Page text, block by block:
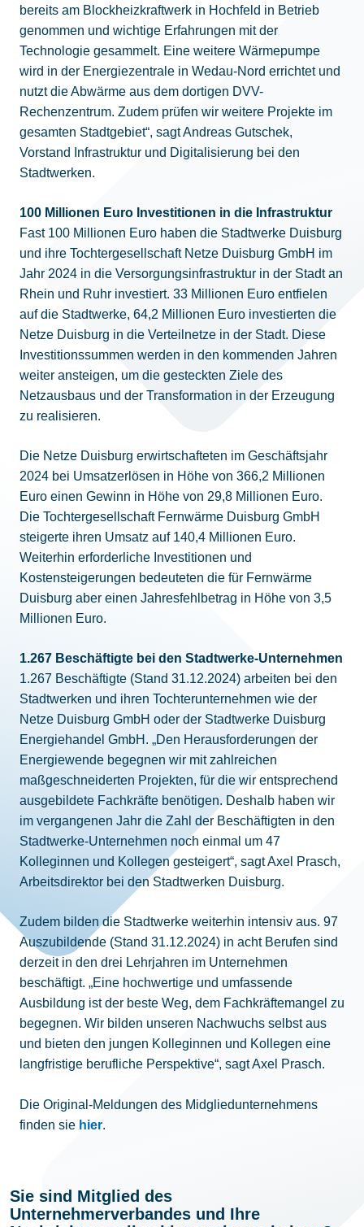
bereits am Blockheizkraftwerk in Hochfeld in Betrieb
genommen und wichtige Erfahrungen mit der
Technologie gesammelt. Eine weitere Wärmepumpe
wird in der Energiezentrale in Wedau-Nord errichtet und
nutzt die Abwärme aus dem dortigen DVV-
Rechenzentrum. Zudem prüfen wir weitere Projekte im
gesamten Stadtgebiet“, sagt Andreas Gutschek,
Vorstand Infrastruktur und Digitalisierung bei den
Stadtwerken.
100 Millionen Euro Investitionen in die Infrastruktur
Fast 100 Millionen Euro haben die Stadtwerke Duisburg
und ihre Tochtergesellschaft Netze Duisburg GmbH im
Jahr 2024 in die Versorgungsinfrastruktur in der Stadt an
Rhein und Ruhr investiert. 33 Millionen Euro entfielen
auf die Stadtwerke, 64,2 Millionen Euro investierten die
Netze Duisburg in die Verteilnetze in der Stadt. Diese
Investitionssummen werden in den kommenden Jahren
weiter ansteigen, um die gesteckten Ziele des
Netzausbaus und der Transformation in der Erzeugung
zu realisieren.
Die Netze Duisburg erwirtschafteten im Geschäftsjahr
2024 bei Umsatzerlösen in Höhe von 366,2 Millionen
Euro einen Gewinn in Höhe von 29,8 Millionen Euro.
Die Tochtergesellschaft Fernwärme Duisburg GmbH
steigerte ihren Umsatz auf 140,4 Millionen Euro.
Weiterhin erforderliche Investitionen und
Kostensteigerungen bedeuteten die für Fernwärme
Duisburg aber einen Jahresfehlbetrag in Höhe von 3,5
Millionen Euro.
1.267 Beschäftigte bei den Stadtwerke-Unternehmen
1.267 Beschäftigte (Stand 31.12.2024) arbeiten bei den
Stadtwerken und ihren Tochterunternehmen wie der
Netze Duisburg GmbH oder der Stadtwerke Duisburg
Energiehandel GmbH. „Den Herausforderungen der
Energiewende begegnen wir mit zahlreichen
maßgeschneiderten Projekten, für die wir entsprechend
ausgebildete Fachkräfte benötigen. Deshalb haben wir
im vergangenen Jahr die Zahl der Beschäftigten in den
Stadtwerke-Unternehmen noch einmal um 47
Kolleginnen und Kollegen gesteigert“, sagt Axel Prasch,
Arbeitsdirektor bei den Stadtwerken Duisburg.
Zudem bilden die Stadtwerke weiterhin intensiv aus. 97
Auszubildende (Stand 31.12.2024) in acht Berufen sind
derzeit in den drei Lehrjahren im Unternehmen
beschäftigt. „Eine hochwertige und umfassende
Ausbildung ist der beste Weg, dem Fachkräftemangel zu
begegnen. Wir bilden unseren Nachwuchs selbst aus
und bieten den jungen Kolleginnen und Kollegen eine
langfristige berufliche Perspektive“, sagt Axel Prasch.
Die Original-Meldungen des Midgliedunternehmens
finden sie hier.
Sie sind Mitglied des
Unternehmerverbandes und Ihre